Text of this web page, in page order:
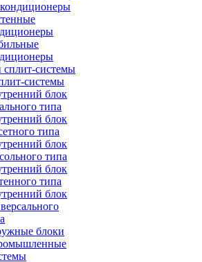
системы
блок
типа
блок
типа
блок
типа
блок
типа
блок
блоки